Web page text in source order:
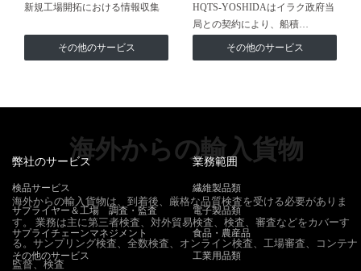
新規工場開拓における情報収集
その他のサービス
HQTS-YOSHIDAはイラク政府当
局との契約により、船積…
その他のサービス
海外からの輸入貨物
海外からの輸入貨物は、到着後、厳格な品質検査を受ける必要がありま
す。 業務は主に第三者検査、対外貿易検査、検査、審査などをカバーす
る。サンプリング検査、全数検査、オンライン検査、工場審査、コンテナ
監督、検査
弊社のサービス
検品サービス
サプライヤー＆工場 調査・監査
サプライチェーンマネジメント
その他のサービス
業務範囲
繊維製品類
電子製品類
食品・農産品
工業用品類